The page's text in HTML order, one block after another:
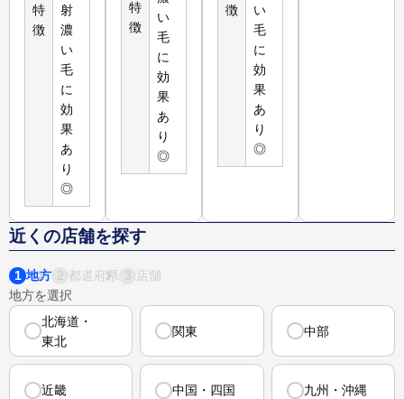
特
徴
射
濃
い
毛
に
効
果
あ
り
◎
特
徴
い
毛
に
効
果
あ
り
◎
徴
い
毛
に
効
果
あ
り
◎
近くの店舗を探す
1 地方 2 都道府県 3 店舗
地方を選択
北海道・
東北
関東 中部
近畿 中国・四国 九州・沖縄